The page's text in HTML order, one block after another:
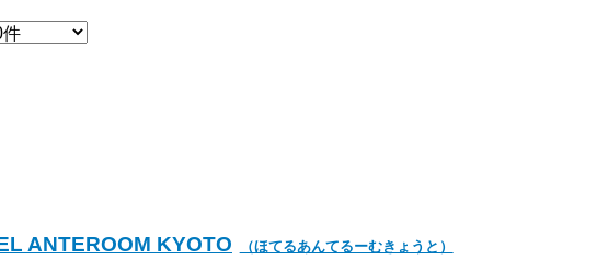
ANTEROOM KYOTO （ほてるあんてるーむきょうと）